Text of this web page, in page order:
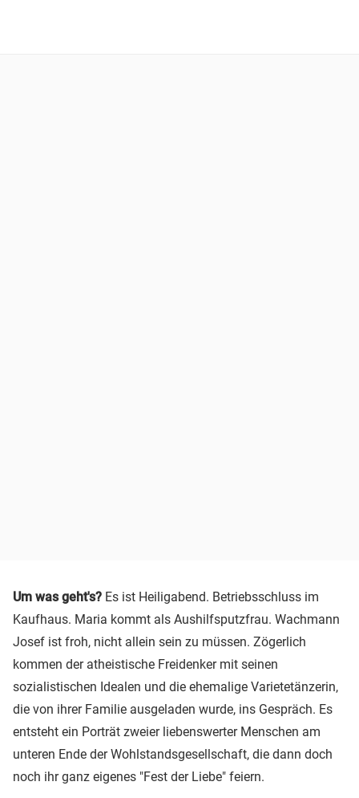
Um was geht's? Es ist Heiligabend. Betriebsschluss im
Kaufhaus. Maria kommt als Aushilfsputzfrau. Wachmann
Josef ist froh, nicht allein sein zu müssen. Zögerlich
kommen der atheistische Freidenker mit seinen
sozialistischen Idealen und die ehemalige Varietetänzerin,
die von ihrer Familie ausgeladen wurde, ins Gespräch. Es
entsteht ein Porträt zweier liebenswerter Menschen am
unteren Ende der Wohlstandsgesellschaft, die dann doch
noch ihr ganz eigenes "Fest der Liebe" feiern.